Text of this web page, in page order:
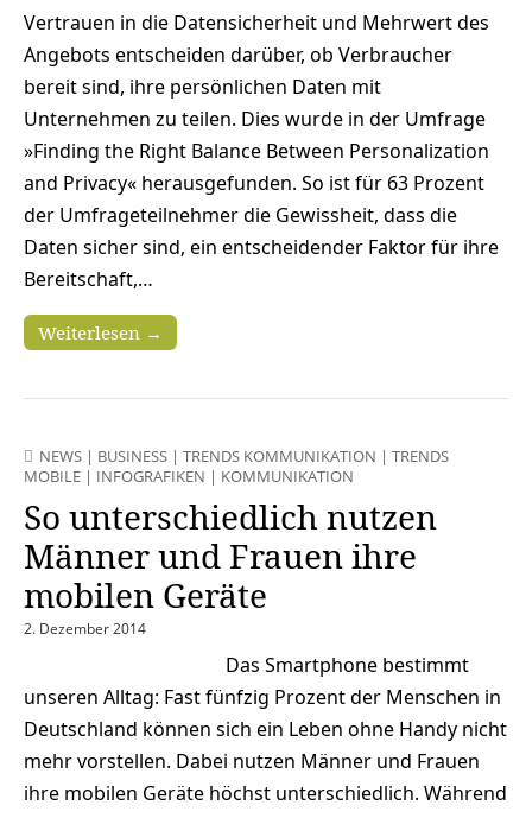
Vertrauen in die Datensicherheit und Mehrwert des
Angebots entscheiden darüber, ob Verbraucher
bereit sind, ihre persönlichen Daten mit
Unternehmen zu teilen. Dies wurde in der Umfrage
»Finding the Right Balance Between Personalization
and Privacy« herausgefunden. So ist für 63 Prozent
der Umfrageteilnehmer die Gewissheit, dass die
Daten sicher sind, ein entscheidender Faktor für ihre
Bereitschaft,…
Weiterlesen →
NEWS | BUSINESS | TRENDS KOMMUNIKATION | TRENDS
MOBILE | INFOGRAFIKEN | KOMMUNIKATION
So unterschiedlich nutzen
Männer und Frauen ihre
mobilen Geräte
2. Dezember 2014
Das Smartphone bestimmt
unseren Alltag: Fast fünfzig Prozent der Menschen in
Deutschland können sich ein Leben ohne Handy nicht
mehr vorstellen. Dabei nutzen Männer und Frauen
ihre mobilen Geräte höchst unterschiedlich. Während